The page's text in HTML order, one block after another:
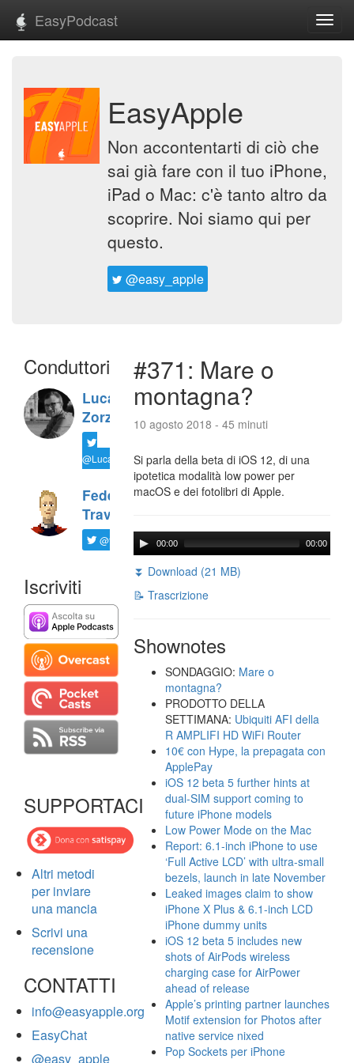
EasyPodcast
EasyApple
Non accontentarti di ciò che
sai già fare con il tuo iPhone,
iPad o Mac: c'è tanto altro da
scoprire. Noi siamo qui per
questo.
@easy_apple
Conduttori
Luca
Zorzi
@LucaTNT
Federico
Travaini
@ftrava
Iscriviti
SUPPORTACI
Altri metodi
per inviare
una mancia
Scrivi una
recensione
CONTATTI
info@easyapple.org
EasyChat
@easy_apple
#371: Mare o
montagna?
10 agosto 2018 - 45 minuti
Si parla della beta di iOS 12, di una
ipotetica modalità low power per
macOS e dei fotolibri di Apple.
00:00 00:00
⏬ Download (21 MB)
📝 Trascrizione
Shownotes
SONDAGGIO: Mare o
montagna?
PRODOTTO DELLA
SETTIMANA: Ubiquiti AFI della
R AMPLIFI HD WiFi Router
10€ con Hype, la prepagata con
ApplePay
iOS 12 beta 5 further hints at
dual-SIM support coming to
future iPhone models
Low Power Mode on the Mac
Report: 6.1-inch iPhone to use
‘Full Active LCD’ with ultra-small
bezels, launch in late November
Leaked images claim to show
iPhone X Plus & 6.1-inch LCD
iPhone dummy units
iOS 12 beta 5 includes new
shots of AirPods wireless
charging case for AirPower
ahead of release
Apple’s printing partner launches
Motif extension for Photos after
native service nixed
Pop Sockets per iPhone